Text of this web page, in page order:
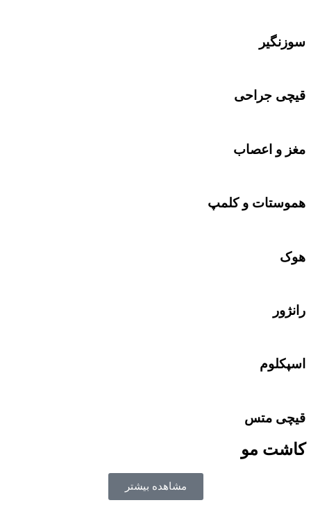
سوزنگیر
قیچی جراحی
مغز و اعصاب
هموستات و کلمپ
هوک
رانژور
اسپکلوم
قیچی متس
کاشت مو
مشاهده بیشتر